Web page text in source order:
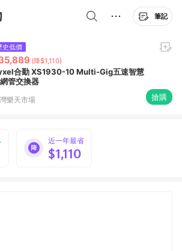
筆記
史低價
(降$1,110)
合勤 XS1930-10 Multi-Gig五速智慧
管交換器
樂天市場 搶購
近一年最省
$1,110